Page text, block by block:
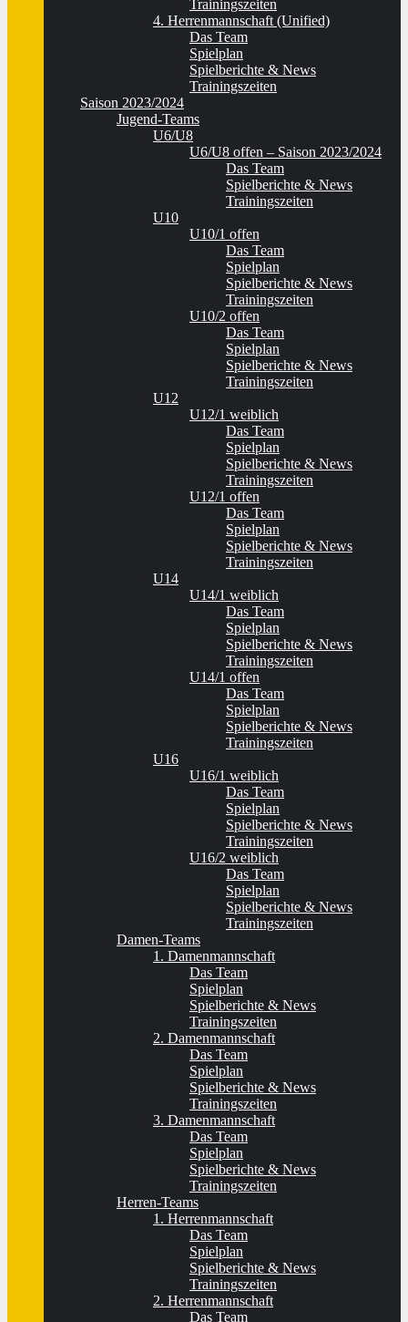
Trainingszeiten
4. Herrenmannschaft (Unified)
Das Team
Spielplan
Spielberichte & News
Trainingszeiten
Saison 2023/2024
Jugend-Teams
U6/U8
U6/U8 offen – Saison 2023/2024
Das Team
Spielberichte & News
Trainingszeiten
U10
U10/1 offen
Das Team
Spielplan
Spielberichte & News
Trainingszeiten
U10/2 offen
Das Team
Spielplan
Spielberichte & News
Trainingszeiten
U12
U12/1 weiblich
Das Team
Spielplan
Spielberichte & News
Trainingszeiten
U12/1 offen
Das Team
Spielplan
Spielberichte & News
Trainingszeiten
U14
U14/1 weiblich
Das Team
Spielplan
Spielberichte & News
Trainingszeiten
U14/1 offen
Das Team
Spielplan
Spielberichte & News
Trainingszeiten
U16
U16/1 weiblich
Das Team
Spielplan
Spielberichte & News
Trainingszeiten
U16/2 weiblich
Das Team
Spielplan
Spielberichte & News
Trainingszeiten
Damen-Teams
1. Damenmannschaft
Das Team
Spielplan
Spielberichte & News
Trainingszeiten
2. Damenmannschaft
Das Team
Spielplan
Spielberichte & News
Trainingszeiten
3. Damenmannschaft
Das Team
Spielplan
Spielberichte & News
Trainingszeiten
Herren-Teams
1. Herrenmannschaft
Das Team
Spielplan
Spielberichte & News
Trainingszeiten
2. Herrenmannschaft
Das Team